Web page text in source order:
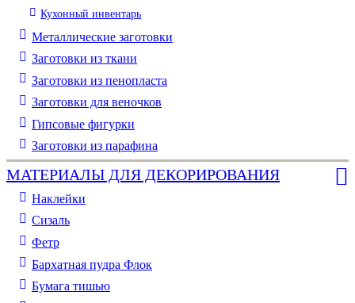
Кухонный инвентарь
Металлические заготовки
Заготовки из ткани
Заготовки из пенопласта
Заготовки для веночков
Гипсовые фигурки
Заготовки из парафина
МАТЕРИАЛЫ ДЛЯ ДЕКОРИРОВАНИЯ
Наклейки
Сизаль
Фетр
Бархатная пудра Флок
Бумага тишью